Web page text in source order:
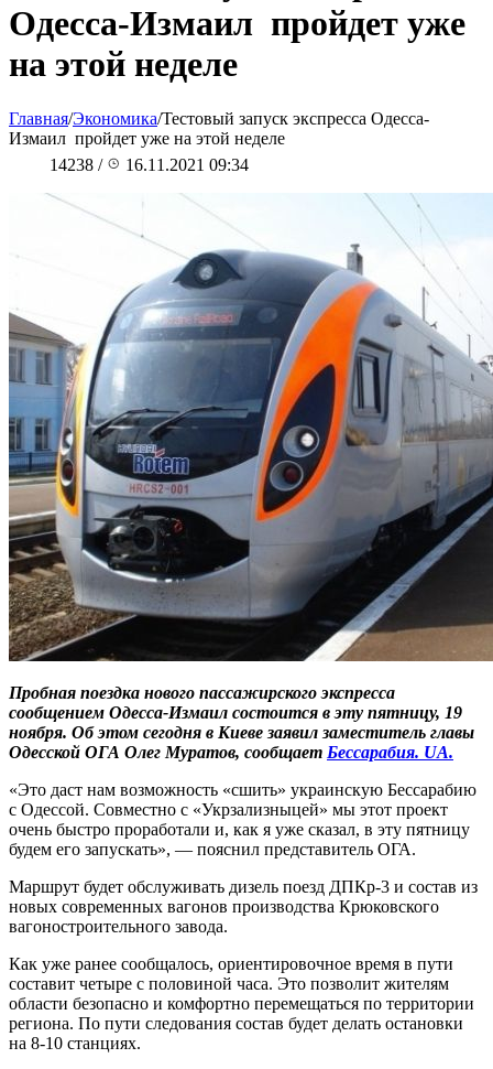
Одесса-Измаил пройдет уже
на этой неделе
Главная/Экономика/Тестовый запуск экспресса Одесса-
Измаил пройдет уже на этой неделе
14238 / 16.11.2021 09:34
Пробная поездка нового пассажирского экспресса
сообщением Одесса-Измаил состоится в эту пятницу, 19
ноября. Об этом сегодня в Киеве заявил заместитель главы
Одесской ОГА Олег Муратов, сообщает Бессарабия. UA.
«Это даст нам возможность «сшить» украинскую Бессарабию
с Одессой. Совместно с «Укрзализныцей» мы этот проект
очень быстро проработали и, как я уже сказал, в эту пятницу
будем его запускать», — пояснил представитель ОГА.
Маршрут будет обслуживать дизель поезд ДПКр-3 и состав из
новых современных вагонов производства Крюковского
вагоностроительного завода.
Как уже ранее сообщалось, ориентировочное время в пути
составит четыре с половиной часа. Это позволит жителям
области безопасно и комфортно перемещаться по территории
региона. По пути следования состав будет делать остановки
на 8-10 станциях.